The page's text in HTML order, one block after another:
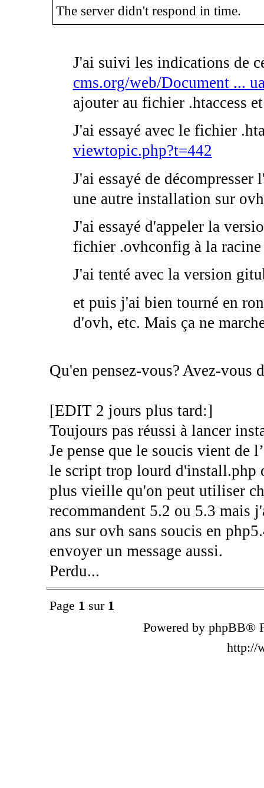
The server didn't respond in time.
J'ai suivi les indications de
cms.org/web/Document ...
ajouter au fichier .htaccess
J'ai essayé avec le fichier
viewtopic.php?t=442
J'ai essayé de
une autre installation sur
J'ai essayé d'appeler la
fichier .ovhconfig à la racine
J'ai tenté avec la version
et puis j'ai bien tourné en
d'ovh, etc. Mais ça ne
Qu'en pensez-vous? Avez-vous
[EDIT 2 jours plus tard:]
Toujours pas réussi à lancer
Je pense que le soucis vient de
le script trop lourd d'install.php
plus vieille qu'on peut utiliser
recommandent 5.2 ou 5.3 mais
ans sur ovh sans soucis en
envoyer un message aussi.
Perdu...
Page 1 sur 1
Powered by phpBB®
http://